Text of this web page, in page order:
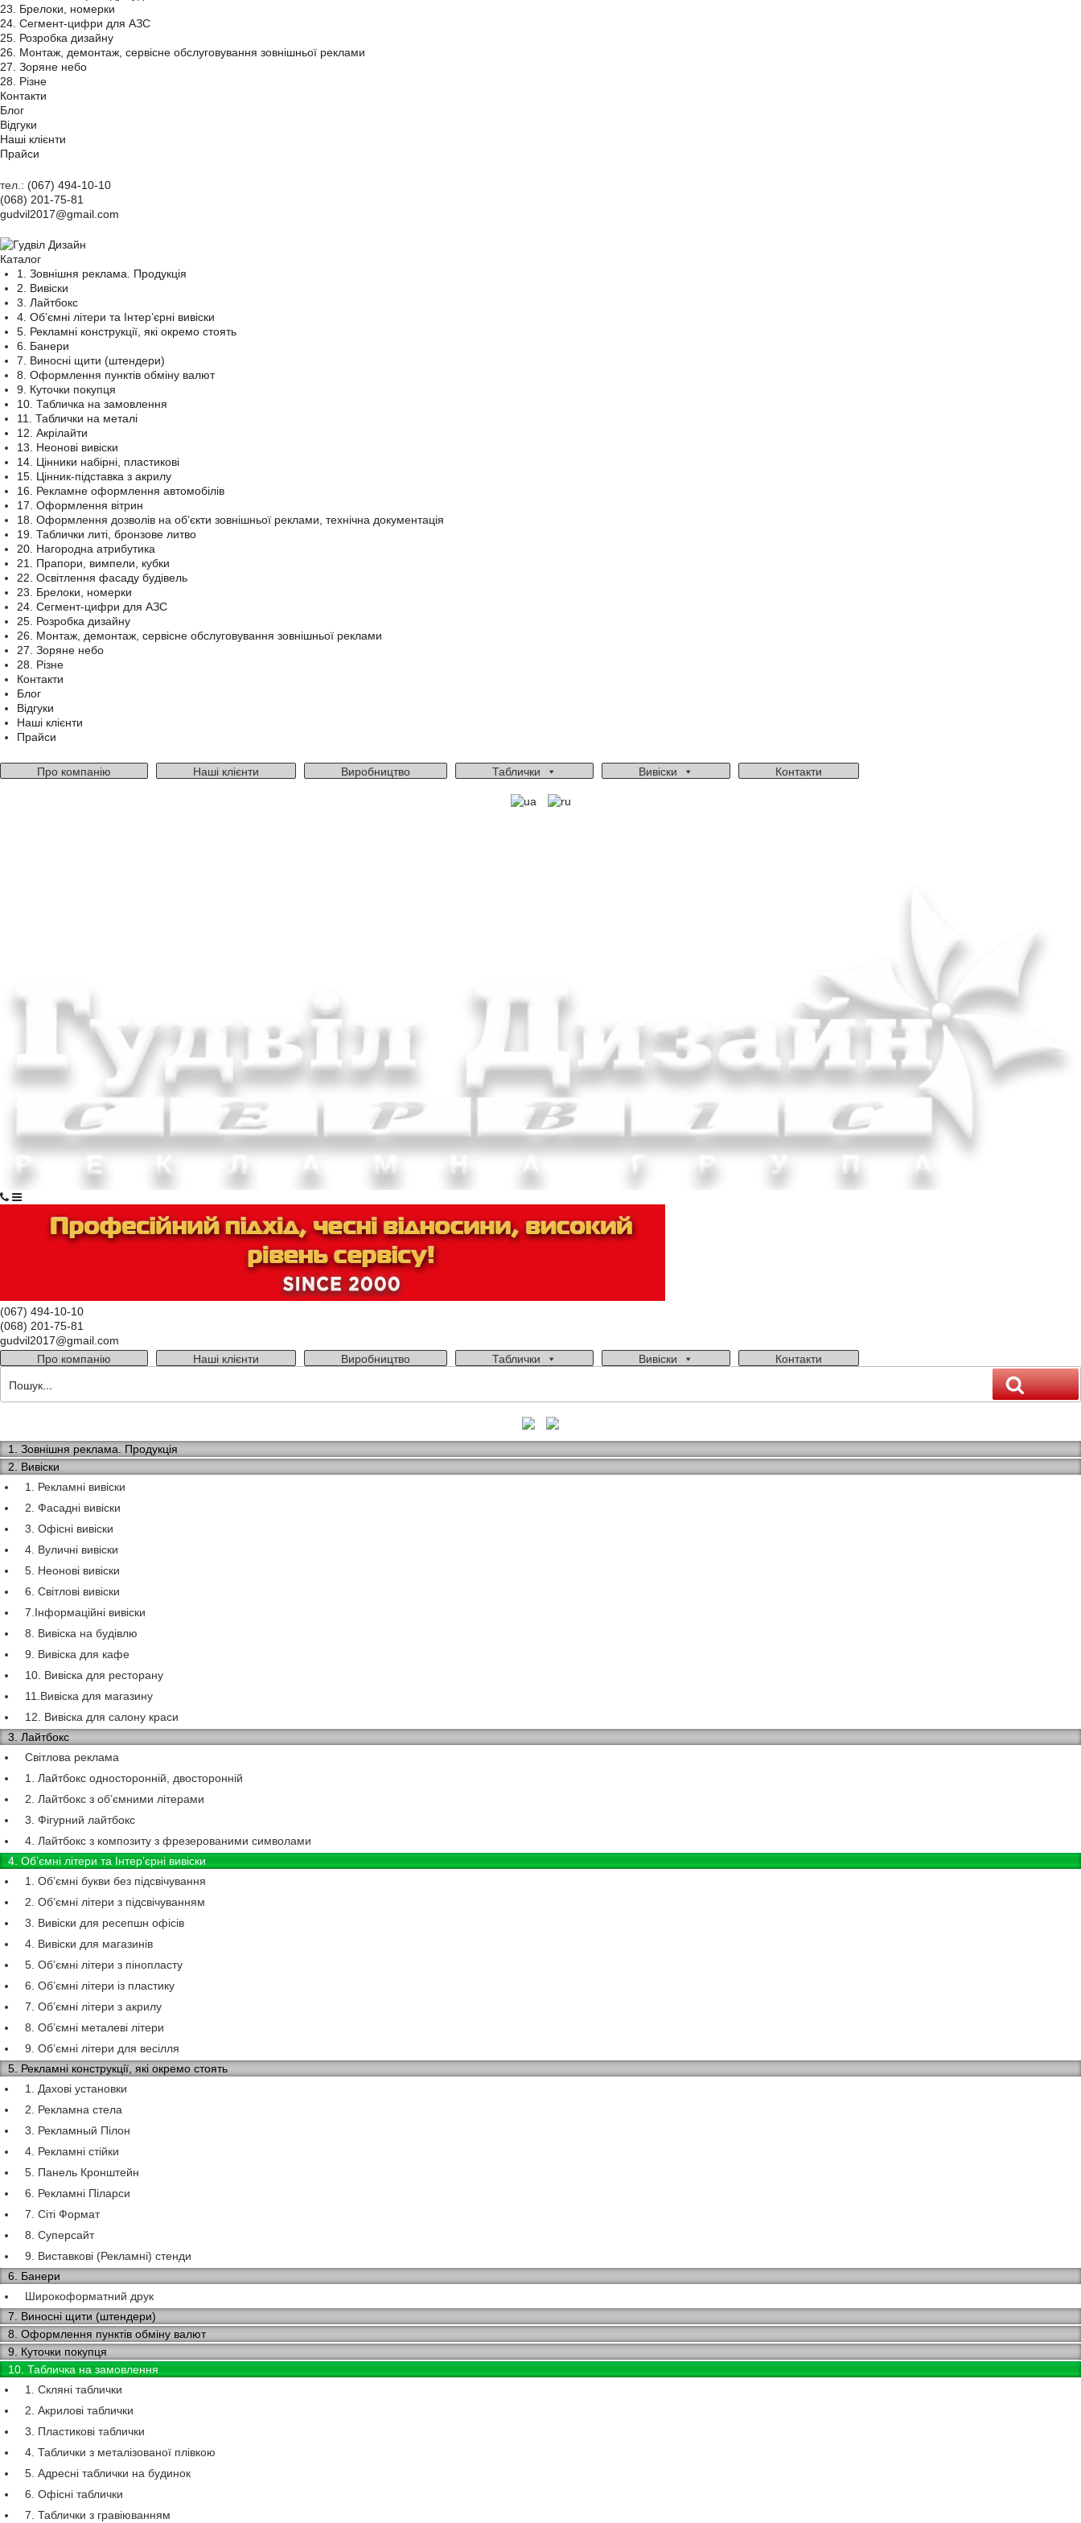
23. Брелоки, номерки
24. Сегмент-цифри для АЗС
25. Розробка дизайну
26. Монтаж, демонтаж, сервісне обслуговування зовнішньої реклами
27. Зоряне небо
28. Різне
Контакти
Блог
Відгуки
Наші клієнти
Прайси
тел.: (067) 494-10-10
(068) 201-75-81
gudvil2017@gmail.com
Каталог
1. Зовнішня реклама. Продукція
2. Вивіски
3. Лайтбокс
4. Об’ємні літери та Інтер’єрні вивіски
5. Рекламні конструкції, які окремо стоять
6. Банери
7. Виносні щити (штендери)
8. Оформлення пунктів обміну валют
9. Куточки покупця
10. Табличка на замовлення
11. Таблички на металі
12. Акрілайти
13. Неонові вивіски
14. Цінники набірні, пластикові
15. Цінник-підставка з акрилу
16. Рекламне оформлення автомобілів
17. Оформлення вітрин
18. Оформлення дозволів на об’єкти зовнішньої реклами, технічна документація
19. Таблички литі, бронзове литво
20. Нагородна атрибутика
21. Прапори, вимпели, кубки
22. Освітлення фасаду будівель
23. Брелоки, номерки
24. Сегмент-цифри для АЗС
25. Розробка дизайну
26. Монтаж, демонтаж, сервісне обслуговування зовнішньої реклами
27. Зоряне небо
28. Різне
Контакти
Блог
Відгуки
Наші клієнти
Прайси
Про компанію Наші клієнти Виробництво Таблички Вивіски Контакти
(067) 494-10-10
(068) 201-75-81
gudvil2017@gmail.com
Про компанію
Наші клієнти Виробництво Таблички Вивіски Контакти
Пошук
1. Зовнішня реклама. Продукція
2. Вивіски
1. Рекламні вивіски
2. Фасадні вивіски
3. Офісні вивіски
4. Вуличні вивіски
5. Неонові вивіски
6. Світлові вивіски
7.Інформаційні вивіски
8. Вивіска на будівлю
9. Вивіска для кафе
10. Вивіска для ресторану
11.Вивіска для магазину
12. Вивіска для салону краси
3. Лайтбокс
Світлова реклама
1. Лайтбокс односторонній, двосторонній
2. Лайтбокс з об’ємними літерами
3. Фігурний лайтбокс
4. Лайтбокс з композиту з фрезерованими символами
4. Об’ємні літери та Інтер’єрні вивіски
1. Об’ємні букви без підсвічування
2. Об’ємні літери з підсвічуванням
3. Вивіски для ресепшн офісів
4. Вивіски для магазинів
5. Об’ємні літери з пінопласту
6. Об’ємні літери із пластику
7. Об’ємні літери з акрилу
8. Об’ємні металеві літери
9. Об’ємні літери для весілля
5. Рекламні конструкції, які окремо стоять
1. Дахові установки
2. Рекламна стела
3. Рекламный Пілон
4. Рекламні стійки
5. Панель Кронштейн
6. Рекламні Піларси
7. Сіті Формат
8. Суперсайт
9. Виставкові (Рекламні) стенди
6. Банери
Широкоформатний друк
7. Виносні щити (штендери)
8. Оформлення пунктів обміну валют
9. Куточки покупця
10. Табличка на замовлення
1. Скляні таблички
2. Акрилові таблички
3. Пластикові таблички
4. Таблички з металізованої плівкою
5. Адресні таблички на будинок
6. Офісні таблички
7. Таблички з гравіюванням